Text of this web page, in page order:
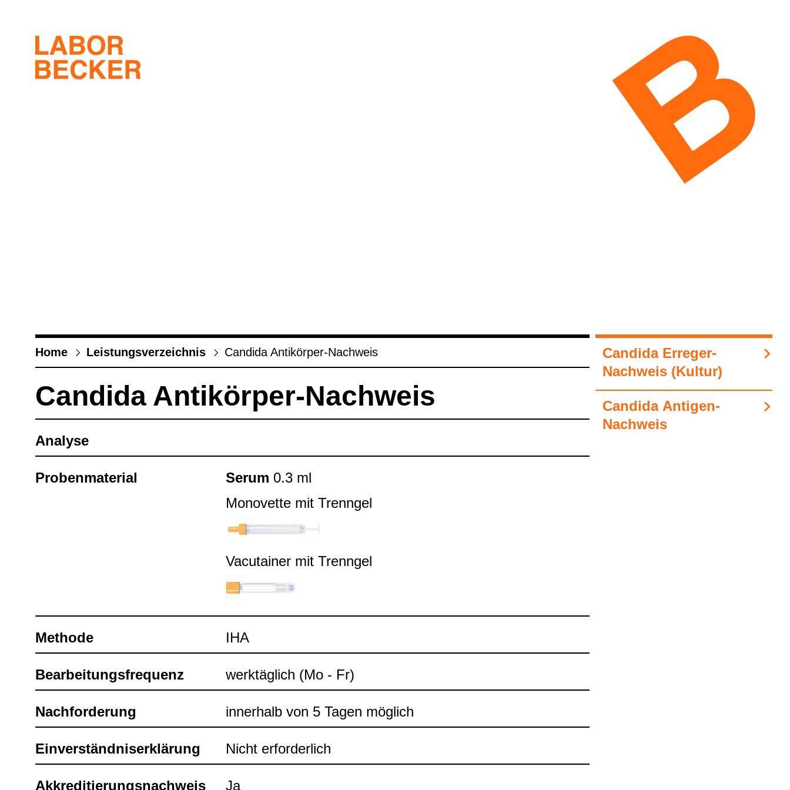
Home Leis­tungs­ver­zeich­nis Can­dida Anti­kör­per-​Nach­weis
Can­dida Anti­kör­per-​Nach­weis
Ana­lyse
Pro­ben­ma­te­rial Serum 0.3 ml
Mono­vette mit Trenn­gel
Vacu­tai­ner mit Trenn­gel
Methode IHA
Bear­bei­tungs­fre­quenz werk­täg­lich (Mo - Fr)
Nach­for­de­rung inner­halb von 5 Tagen mög­lich
Ein­ver­ständ­nis­er­klä­rung Nicht erfor­der­lich
Akkre­di­tie­rungs­nach­weis Ja
Can­dida Erre­ger-​
Nach­weis (Kul­tur)
Can­dida Anti­gen-​
Nach­weis